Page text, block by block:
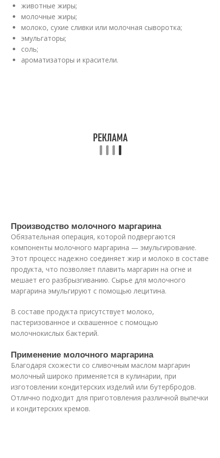
животные жиры;
молочные жиры;
молоко, сухие сливки или молочная сыворотка;
эмульгаторы;
соль;
ароматизаторы и красители.
Производство молочного маргарина
Обязательная операция, которой подвергаются
компоненты молочного маргарина — эмульгирование.
Этот процесс надежно соединяет жир и молоко в составе
продукта, что позволяет плавить маргарин на огне и
мешает его разбрызгиванию. Сырье для молочного
маргарина эмульгируют с помощью лецитина.
В составе продукта присутствует молоко,
пастеризованное и сквашенное с помощью
молочнокислых бактерий.
Применение молочного маргарина
Благодаря схожести со сливочным маслом маргарин
молочный широко применяется в кулинарии, при
изготовлении кондитерских изделий или бутербродов.
Отлично подходит для приготовления различной выпечки
и кондитерских кремов.